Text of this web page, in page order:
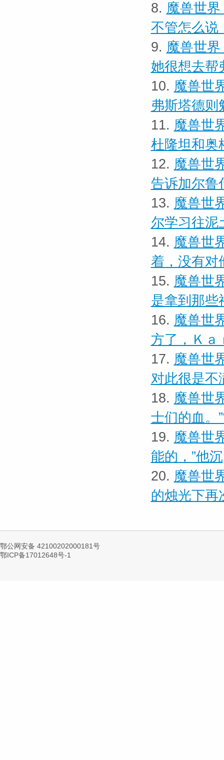
8. 魔兽世
不管怎么说
9. 魔兽世
她很想去帮
10. 魔兽世
弗斯塔德则
11. 魔兽世
杜隆坦和奥
12. 魔兽世
告诉加尔鲁
13. 魔兽世
尔学习往泥
14. 魔兽世
着，没有对
15. 魔兽世
是拿到那些
16. 魔兽世
方了，Ｋａ
17. 魔兽世
对此很是不
18. 魔兽世
士们的血。
19. 魔兽世
能的，”他沉
20. 魔兽世
的烛光下再
鄂公网安备 42100202000181号
鄂ICP备17012648号-1